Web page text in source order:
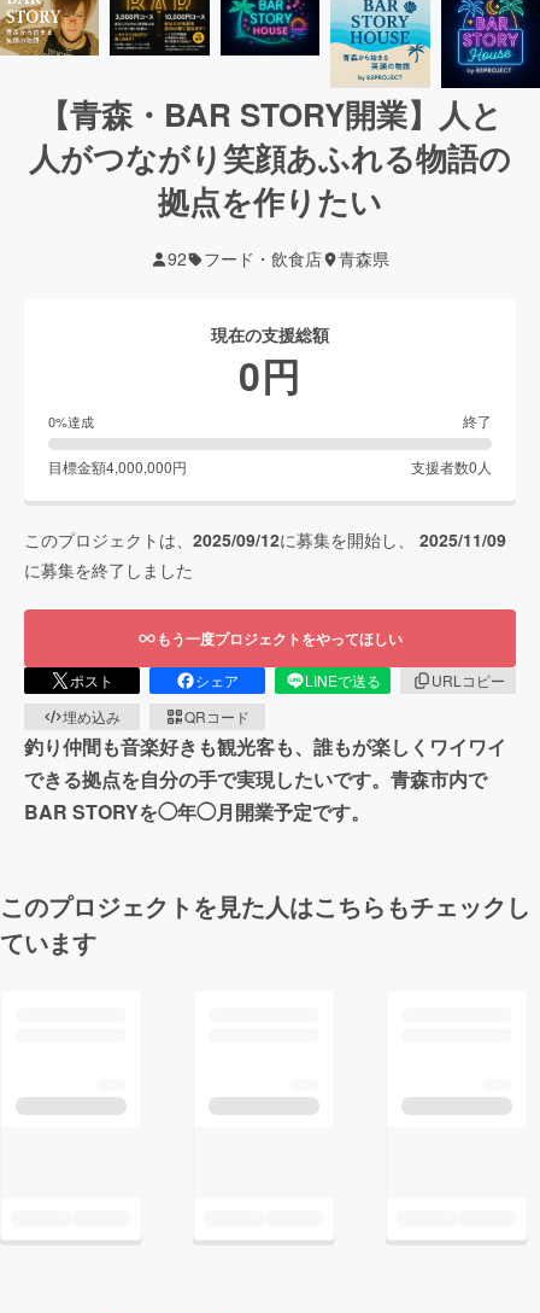
【青森・BAR STORY開業】人と
人がつながり笑顔あふれる物語の
拠点を作りたい
92 フード・飲食店 青森県
現在の支援総額
0円
0%達成 終了
目標金額4,000,000円 支援者数0 人
このプロジェクトは、 2025/09/12に募集を開始し、 2025/11/09
に募集を終了しました
もう一度プロジェクトをやってほしい
ポスト シェア LINEで送る
URLコピー
埋め込み
QRコード
釣り仲間も音楽好きも観光客も、誰もが楽しくワイワイ
できる拠点を自分の手で実現したいです。青森市内で
BAR STORYを◯年◯月開業予定です。
このプロジェクトを見た人はこちらもチェックし
ています